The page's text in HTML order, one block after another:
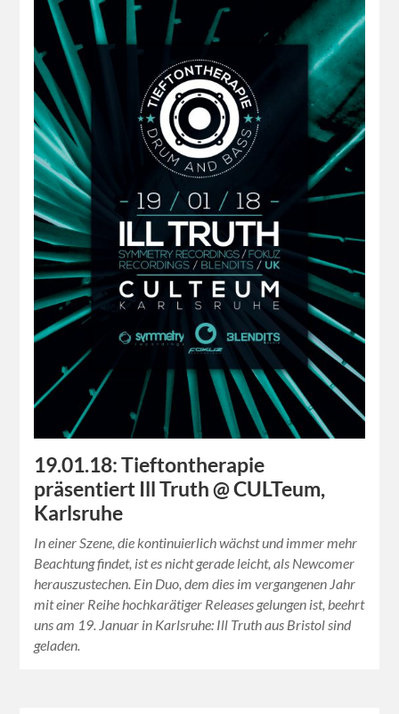
19.01.18: Tieftontherapie
präsentiert Ill Truth @ CULTeum,
Karlsruhe
In einer Szene, die kontinuierlich wächst und immer mehr
Beachtung findet, ist es nicht gerade leicht, als Newcomer
herauszustechen. Ein Duo, dem dies im vergangenen Jahr
mit einer Reihe hochkarätiger Releases gelungen ist, beehrt
uns am 19. Januar in Karlsruhe: Ill Truth aus Bristol sind
geladen.